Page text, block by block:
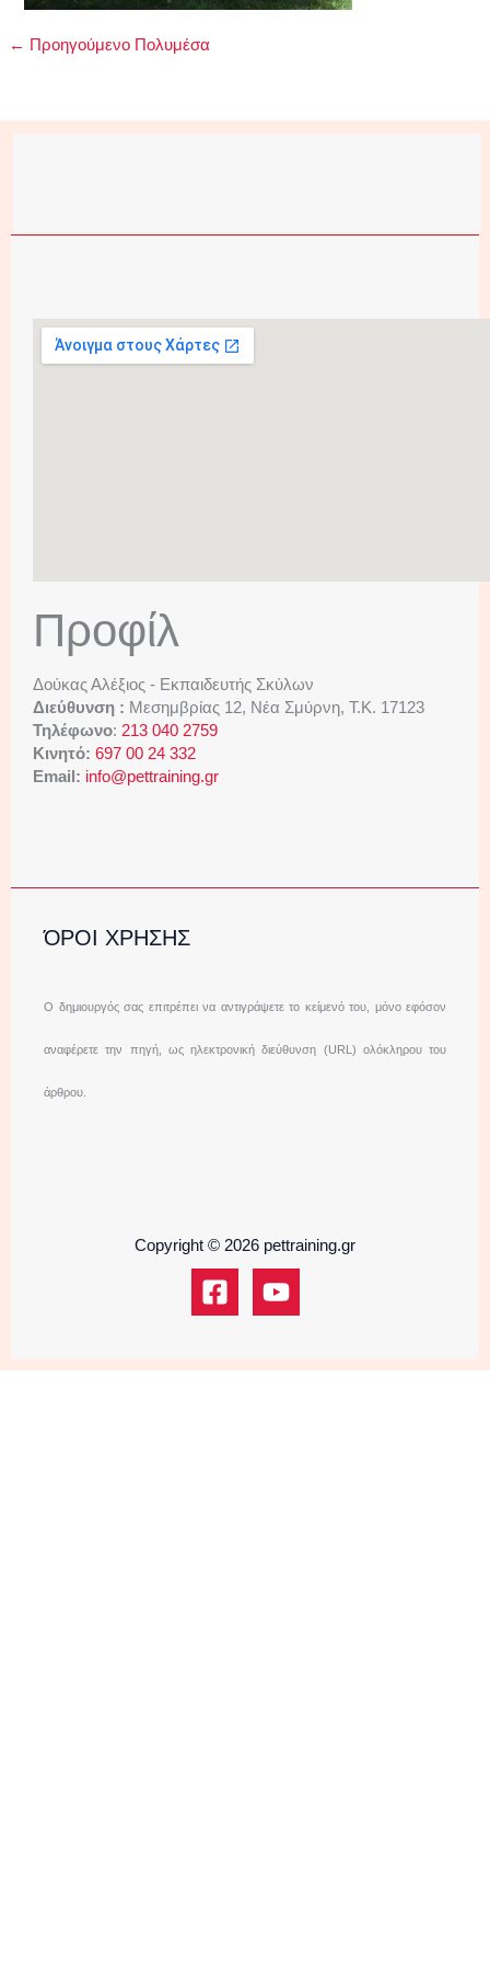
← Προηγούμενο Πολυμέσα
Προφίλ
Δούκας Αλέξιος - Εκπαιδευτής Σκύλων
Διεύθυνση : Μεσημβρίας 12, Νέα Σμύρνη, Τ.Κ. 17123
Τηλέφωνο: 213 040 2759
Κινητό: 697 00 24 332
Email: info@pettraining.gr
ΌΡΟΙ ΧΡΗΣΗΣ
Ο δημιουργός σας επιτρέπει να αντιγράψετε το κείμενό του, μόνο εφόσον
αναφέρετε την πηγή, ως ηλεκτρονική διεύθυνση (URL) ολόκληρου του
άρθρου.
Copyright © 2026 pettraining.gr